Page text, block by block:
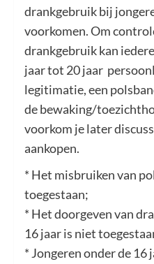
drankgebruik bij
voorkomen. Om
drankgebruik kan
jaar tot 20 jaar
legitimatie, een
de bewaking/
voorkom je later
aankopen.
* Het misbruiken van
toegestaan;
* Het doorgeven van
16 jaar is niet
* Jongeren onder de 16